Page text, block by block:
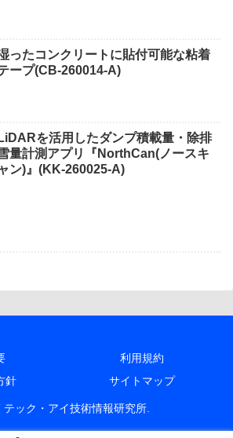
ったコンクリートに貼付可能な粘着
ープ(CB-260014-A)
LiDARを活用したダンプ積載量・除排
量計測アプリ『NorthCan(ノースキ
ン)』(KK-260025-A)
利用規約
針
サイトマップ
ック・アイ技術情報研究所.